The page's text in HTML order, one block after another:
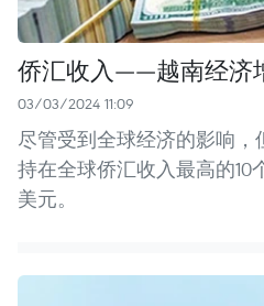
侨汇收入——越南经济
03/03/2024 11:09
尽管受到全球经济的影响
持在全球侨汇收入最高的10
美元。